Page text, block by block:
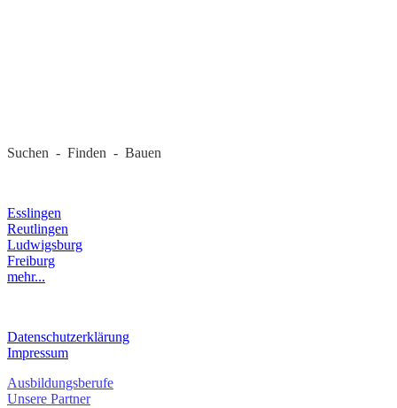
Suchen - Finden - Bauen
Esslingen
Reutlingen
Ludwigsburg
Freiburg
mehr...
Datenschutzerklärung
Impressum
Ausbildungsberufe
Unsere Partner